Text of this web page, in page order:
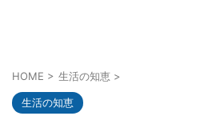
HOME > 生活の知恵 >
生活の知恵